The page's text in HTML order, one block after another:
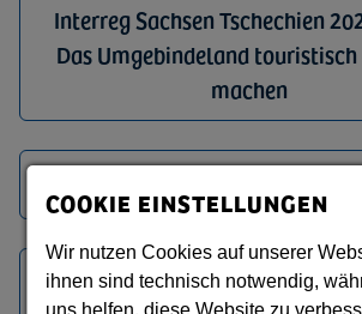
Interreg Sachsen Tschechien
Das Umgebindeland
machen
Lausitzer Fischwochen
Großprojekt "Via Sacra - Ein
COOKIE EINSTELLUNGEN
Wir nutzen Cookies auf unserer
ihnen sind technisch notwendig,
uns helfen, diese Website zu